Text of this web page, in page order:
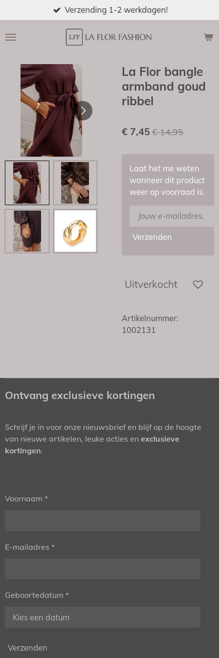
direct
naar
Verzending 1-2 werkdagen!
La Flor bangle
armband goud
ribbel
€ 7,45 € 14,95
Laat het me weten
wanneer dit product
weer op voorraad is.
Verzenden
Uitverkocht
Artikelnummer:
1002131
Ontvang exclusieve kortingen
Schrijf je in voor onze nieuwsbrief en blijf op de hoogte
van nieuwe artikelen, leuke acties en exclusieve
kortingen.
Voornaam *
E-mailadres *
Geboortedatum *
Verzenden